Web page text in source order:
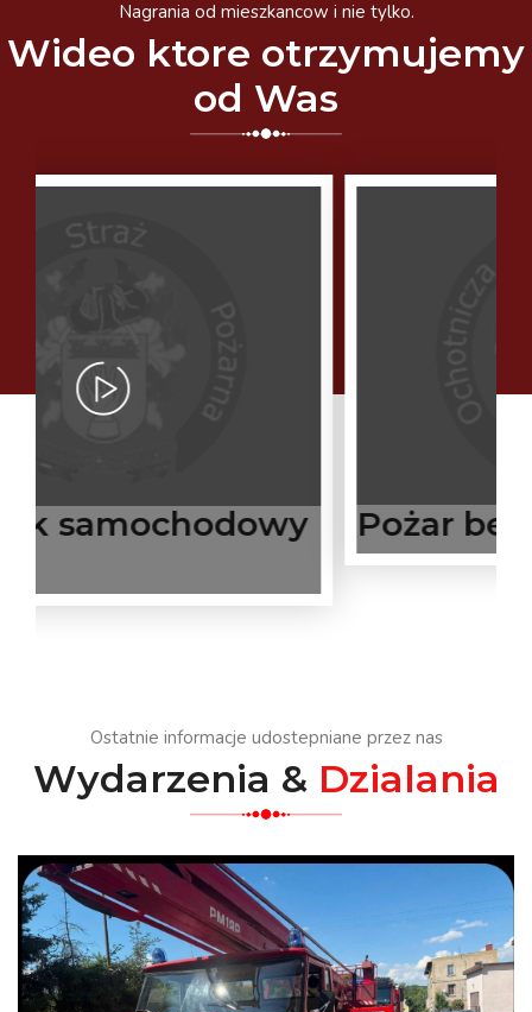
Nagrania od mieszkancow i nie tylko.
Wideo ktore otrzymujemy
od Was
Pożar bel słomy
Ostatnie informacje udostepniane przez nas
Wydarzenia & Dzialania